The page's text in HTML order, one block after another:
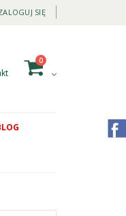
SIĘ
0